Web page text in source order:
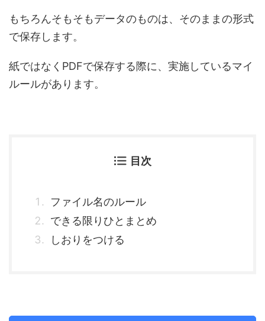
もちろんそもそもデータのものは、そのままの形式
で保存します。
紙ではなくPDFで保存する際に、実施しているマイ
ルールがあります。
目次
ファイル名のルール
できる限りひとまとめ
しおりをつける